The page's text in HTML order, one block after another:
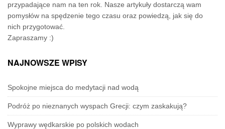
przypadające nam na ten rok. Nasze artykuły dostarczą wam
pomysłów na spędzenie tego czasu oraz powiedzą, jak się do
nich przygotować.
Zapraszamy :)
NAJNOWSZE WPISY
Spokojne miejsca do medytacji nad wodą
Podróż po nieznanych wyspach Grecji: czym zaskakują?
Wyprawy wędkarskie po polskich wodach